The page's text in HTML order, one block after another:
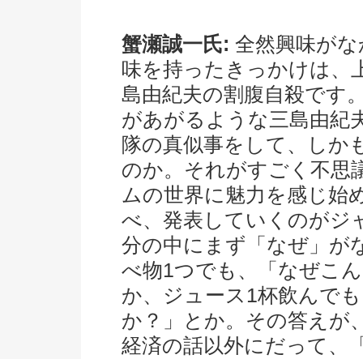
蟹瀬誠一氏: 全然興味が
味を持ったきっかけは、
島由紀夫の割腹自殺です
があがるような三島由紀
隊の真似事をして、しか
のか。それがすごく不思
ムの世界に魅力を感じ始
べ、発表していくのがジ
分の中にまず「なぜ」が
べ物1つでも、「なぜこ
か、ジュース1杯飲んで
か？」とか。その答えが
経済の話以外にだって、